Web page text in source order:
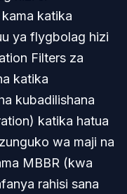
katika
ya flygbolag hizi
Filters za
katika
kubadilishana
katika hatua
wa maji na
MBBR (kwa
rahisi sana